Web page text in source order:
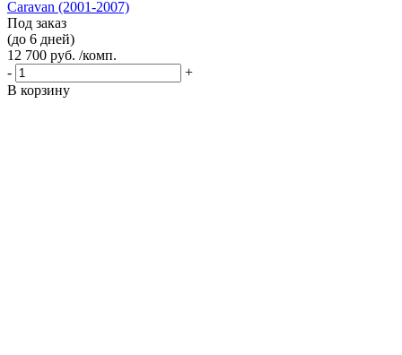
Caravan (2001-2007)
Под заказ
(до 6 дней)
12 700 руб. /комп.
-
+
В корзину